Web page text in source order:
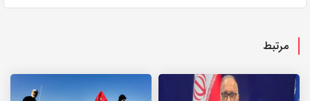
مرتبط